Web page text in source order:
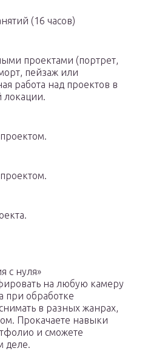
(16 часов)
проектами (портрет,
пейзаж или
работа над проектов в
локации.
с нуля»
на любую камеру
при обработке
в разных жанрах,
Прокачаете навыки
и сможете
деле.